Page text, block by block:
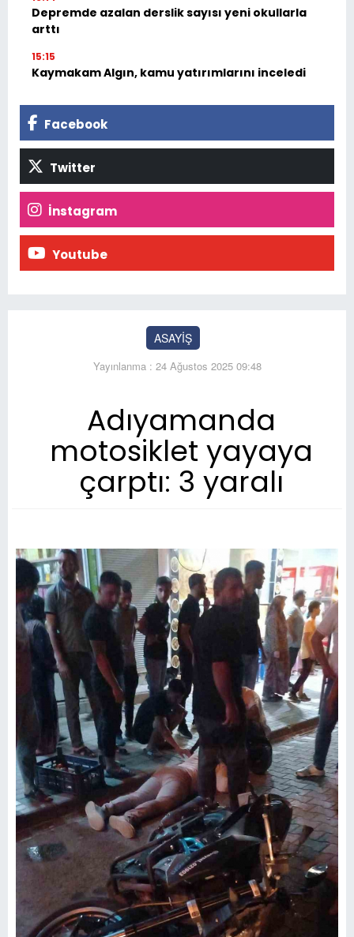
Depremde azalan derslik sayısı yeni okullarla
arttı
15:15
Kaymakam Algın, kamu yatırımlarını inceledi
Facebook
Twitter
İnstagram
Youtube
ASAYİŞ
Yayınlanma : 24 Ağustos 2025 09:48
Adıyamanda
motosiklet yayaya
çarptı: 3 yaralı